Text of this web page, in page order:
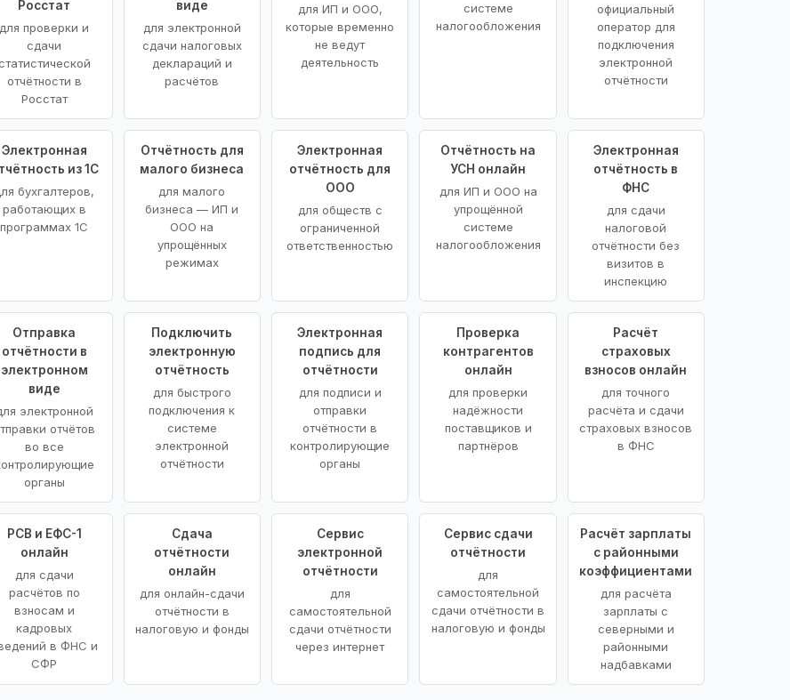
Росстат
для проверки и
сдачи
статистической
отчётности в
Росстат
виде
для электронной
сдачи налоговых
деклараций и
расчётов
для ИП и ООО,
которые временно
не ведут
деятельность
системе
налогообложения
официальный
оператор для
подключения
электронной
отчётности
Электронная
из 1С
бухгалтеров,
работающих в
программах 1С
Отчётность для
малого бизнеса
для малого
бизнеса — ИП и
ООО на
упрощённых
режимах
Электронная
отчётность для
ООО
для обществ с
ограниченной
ответственностью
Отчётность на
УСН онлайн
для ИП и ООО на
упрощённой
системе
налогообложения
Электронная
отчётность в
ФНС
для сдачи
налоговой
отчётности без
визитов в
инспекцию
Отправка
отчётности в
электронном
виде
электронной
отчётов
во все
органы
Подключить
электронную
отчётность
для быстрого
подключения к
системе
электронной
отчётности
Электронная
подпись для
отчётности
для подписи и
отправки
отчётности в
контролирующие
органы
Проверка
контрагентов
онлайн
для проверки
надёжности
поставщиков и
партнёров
Расчёт
страховых
взносов онлайн
для точного
расчёта и сдачи
страховых взносов
в ФНС
РСВ и ЕФС-1
онлайн
для сдачи
расчётов по
взносам и
кадровых
в ФНС и
СФР
Сдача
отчётности
онлайн
для онлайн-сдачи
отчётности в
налоговую и фонды
Сервис
электронной
отчётности
для
самостоятельной
сдачи отчётности
через интернет
Сервис сдачи
отчётности
для
самостоятельной
сдачи отчётности в
налоговую и фонды
Расчёт зарплаты
с районными
коэффициентами
для расчёта
зарплаты с
северными и
районными
надбавками